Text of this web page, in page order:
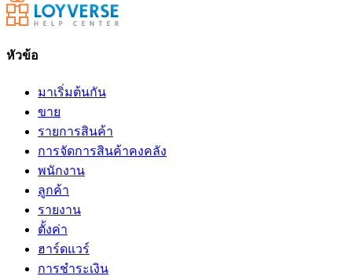
หัวข้อ
มาเริ่มต้นกัน
ขาย
รายการสินค้า
การจัดการสินค้าคงคลัง
พนักงาน
ลูกค้า
รายงาน
ตั้งค่า
ฮาร์ดแวร์
การชำระเงิน